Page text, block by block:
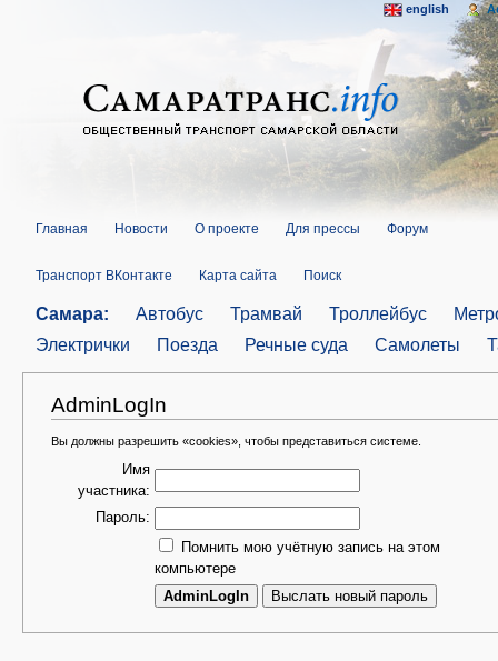
Главная Новости О проекте Для прессы Форум
Транспорт ВКонтакте Карта сайта Поиск
Самара: Автобус Трамвай Троллейбус
Электрички
Поезда Речные суда Самолеты
AdminLogIn
Вы должны разрешить «cookies», чтобы представиться системе.
Имя
участника:
Пароль:
Помнить мою учётную запись на этом
компьютере
english